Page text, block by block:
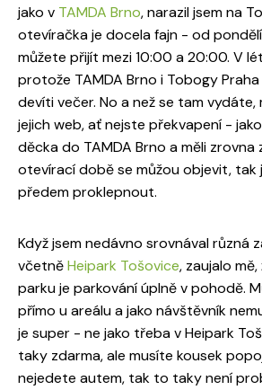
jako v TAMDA Brno, narazil jsem na
otevíračka je docela fajn - od
můžete přijít mezi 10:00 a 20:00. V
protože TAMDA Brno i Tobogy
devíti večer. No a než se tam
jejich web, ať nejste překvapení -
děcka do TAMDA Brno a měli zrovna
otevírací době se můžou objevit, tak
předem proklepnout.
Když jsem nedávno srovnával různá
včetněHeipark Tošovice, zaujalo
parku je parkování úplně v pohodě.
přímo u areálu a jako návštěvník
je super - ne jako třeba v Heipark
taky zdarma, ale musíte kousek
nejedete autem, tak to taky není